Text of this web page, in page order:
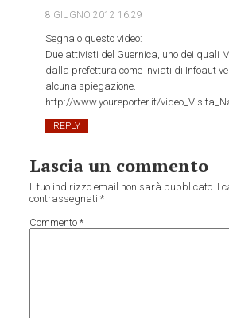
8 GIUGNO 2012 16:29
Segnalo questo video:
Due attivisti del Guernica, uno dei quali
dalla prefettura come inviati di Infoaut
alcuna spiegazione.
http://www.youreporter.it/
REPLY
Lascia un commento
Il tuo indirizzo email non sarà pubblicato. I
contrassegnati*
Commento*